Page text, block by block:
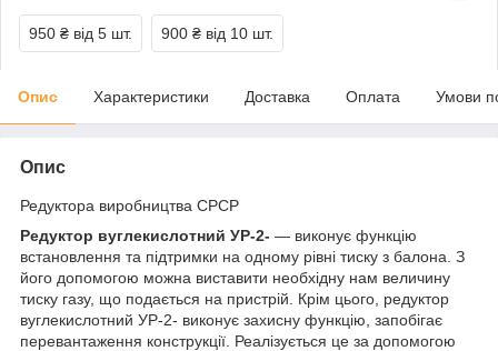
950 ₴ від 5 шт. 900 ₴ від 10 шт.
Опис Характеристики Доставка Оплата Умови
Опис
Редуктора виробництва СРСР
Редуктор вуглекислотний УР-2- — виконує функцію
встановлення та підтримки на одному рівні тиску з балона. З
його допомогою можна виставити необхідну нам величину
тиску газу, що подається на пристрій. Крім цього, редуктор
вуглекислотний УР-2- виконує захисну функцію, запобігає
перевантаження конструкції. Реалізується це за допомогою